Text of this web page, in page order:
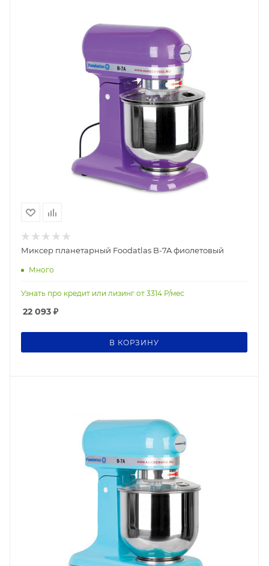
Миксер планетарный Foodatlas B-7A фиолетовый
Много
Узнать про кредит или лизинг от 3314 Р/мес
22 093 ₽
В КОРЗИНУ